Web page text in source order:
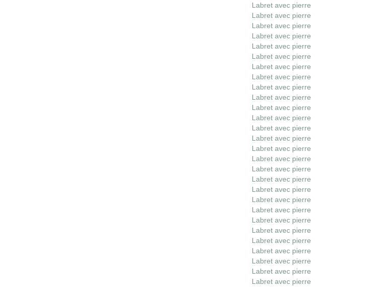
Labret avec pierre
Labret avec pierre
Labret avec pierre
Labret avec pierre
Labret avec pierre
Labret avec pierre
Labret avec pierre
Labret avec pierre
Labret avec pierre
Labret avec pierre
Labret avec pierre
Labret avec pierre
Labret avec pierre
Labret avec pierre
Labret avec pierre
Labret avec pierre
Labret avec pierre
Labret avec pierre
Labret avec pierre
Labret avec pierre
Labret avec pierre
Labret avec pierre
Labret avec pierre
Labret avec pierre
Labret avec pierre
Labret avec pierre
Labret avec pierre
Labret avec pierre